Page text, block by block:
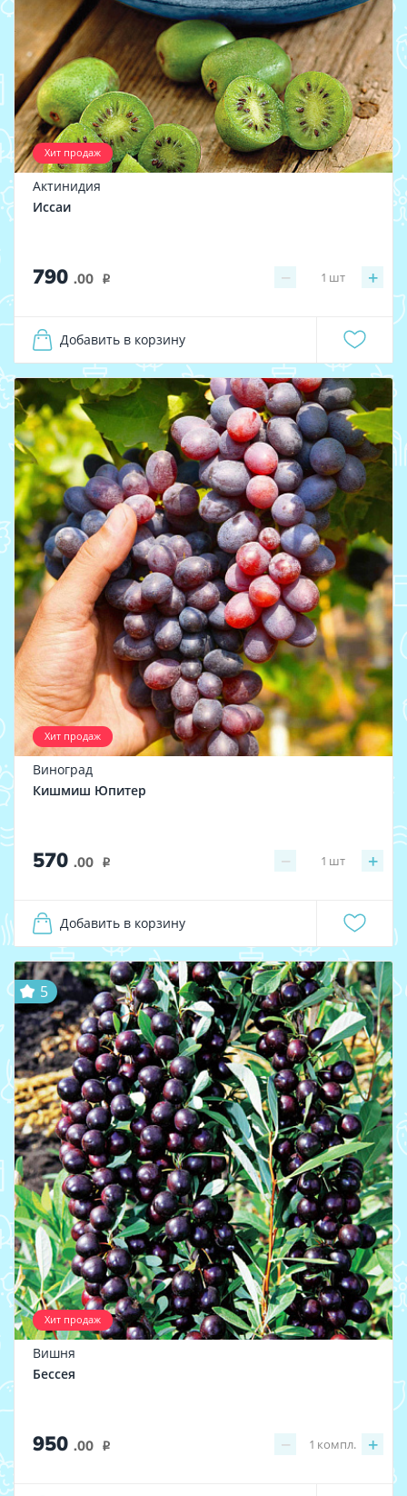
Хит продаж
Актинидия
Иссаи
790 .00 i − +
1 шт
Добавить в корзину
Хит продаж
Виноград
Кишмиш Юпитер
570 .00 i − +
1 шт
Добавить в корзину
Хит продаж
5
Вишня
Бессея
950 .00 i − +
1 компл.